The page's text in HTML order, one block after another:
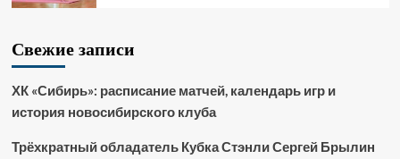
Свежие записи
ХК «Сибирь»: расписание матчей, календарь игр и
история новосибирского клуба
Трёхкратный обладатель Кубка Стэнли Сергей Брылин